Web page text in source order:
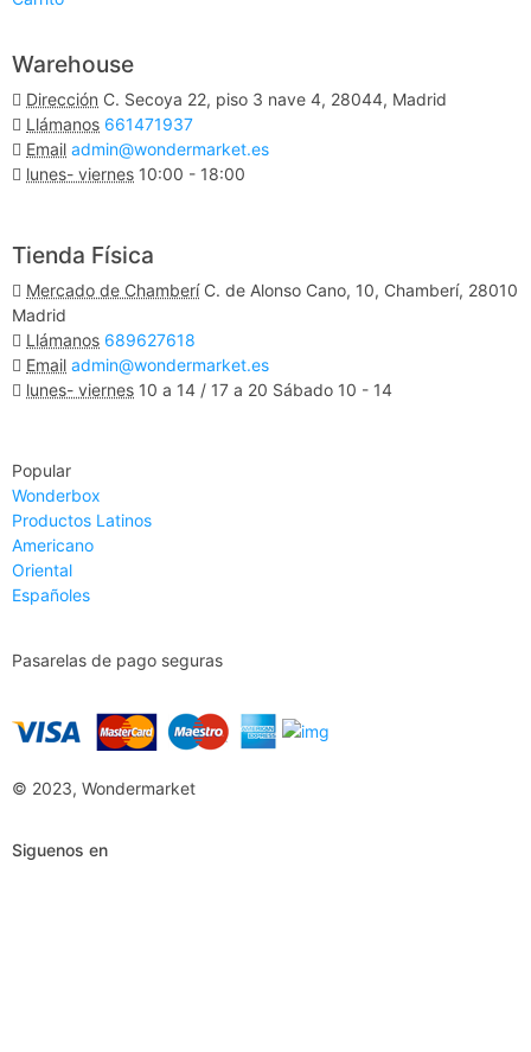
Warehouse
Dirección C. Secoya 22, piso 3 nave 4, 28044, Madrid
Llámanos 661471937
Email admin@wondermarket.es
lunes- viernes 10:00 - 18:00
Tienda Física
Mercado de Chamberí C. de Alonso Cano, 10, Chamberí, 28010
Madrid
Llámanos 689627618
Email admin@wondermarket.es
lunes- viernes 10 a 14 / 17 a 20 Sábado 10 - 14
Popular
Wonderbox
Productos Latinos
Americano
Oriental
Españoles
Pasarelas de pago seguras
© 2023, Wondermarket
Siguenos en